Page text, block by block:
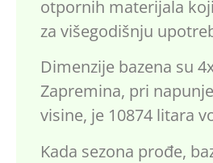
otpornih materijala
za višegodišnju
Dimenzije bazena su
Zapremina, pri
visine, je 10874 litara
Kada sezona prođe,